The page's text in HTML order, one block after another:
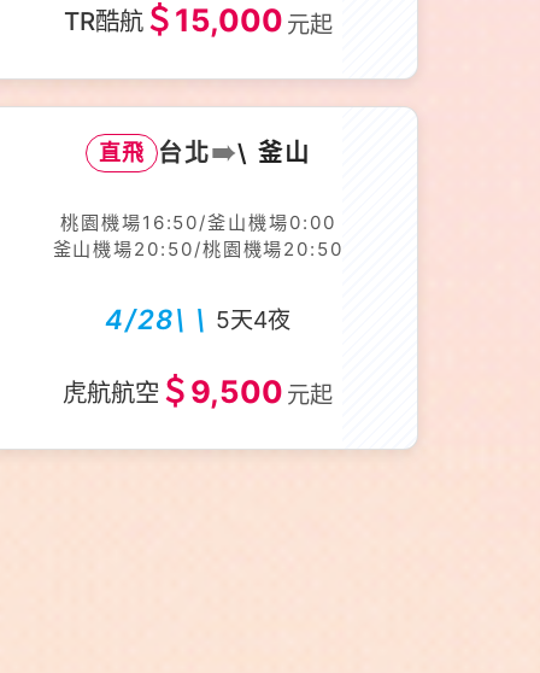
TR酷航＄15,000 元起
直飛 台北➠\ 釜山
桃園機場16:50/釜山機場0:00
釜山機場20:50/桃園機場20:50
4/28\ \ 5天4夜
虎航航空 ＄9,500 元起